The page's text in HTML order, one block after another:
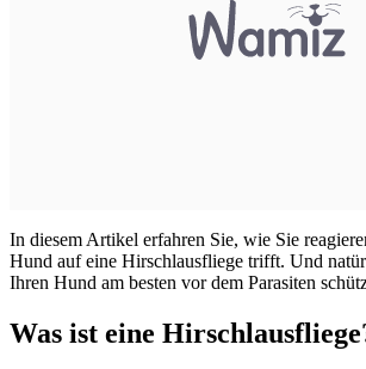
In diesem Artikel erfahren Sie, wie Sie
Hund auf eine Hirschlausfliege trifft. Und
Ihren Hund am besten vor dem Parasiten
Was ist eine